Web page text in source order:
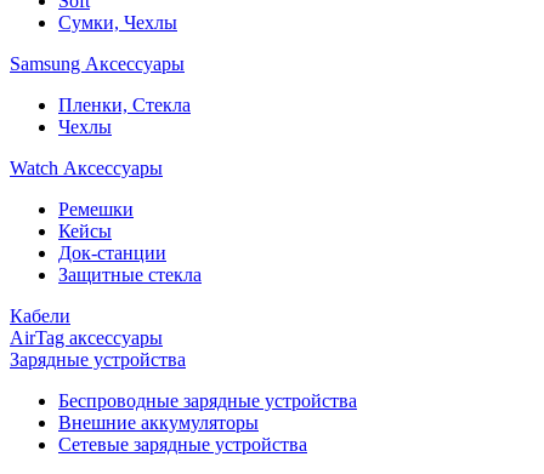
Сумки, Чехлы
Samsung Аксессуары
Пленки, Стекла
Чехлы
Watch Аксессуары
Ремешки
Кейсы
Док-станции
Защитные стекла
Кабели
AirTag аксессуары
Зарядные устройства
Беспроводные зарядные устройства
Внешние аккумуляторы
Сетевые зарядные устройства